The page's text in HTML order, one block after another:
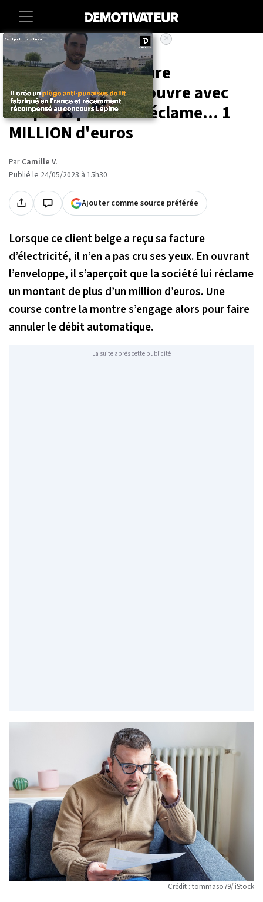
Accueil Insolite
En ouvrant sa facture
d'électricité, il découvre avec
stupeur qu'on lui réclame... 1
MILLION d'euros
Par Camille V.
Publié le 24/05/2023 à 15h30
Ajouter comme source préférée
Lorsque ce client belge a reçu sa facture
d’électricité, il n’en a pas cru ses yeux. En ouvrant
l’enveloppe, il s’aperçoit que la société lui réclame
un montant de plus d’un million d’euros. Une
course contre la montre s’engage alors pour faire
annuler le débit automatique.
La suite après cette publicité
Crédit : tommaso79/ iStock
×